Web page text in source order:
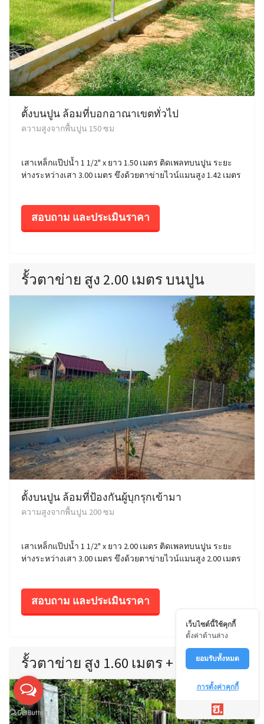
ตั้งบนปูน ล้อมที่บอกอาณาเขตทั่วไป
ความสูงจากพื้นปูน 150 ซม
เสาเหล็กแป๊ปน้ำ 1 1/2" x ยาว 1.50 เมตร ติดเพลทบนปูน ระยะ
ห่างระหว่างเสา 3.00 เมตร ขึงด้วยตาข่ายไวน์แมนสูง 1.42 เมตร
สอบถาม และประเมินราคา
รั้วตาข่าย สูง 2.00 เมตร บนปูน
ตั้งบนปูน ล้อมที่ป้องกันผู้บุกรุกเข้ามา
ความสูงจากพื้นปูน 200 ซม
เสาเหล็กแป๊ปน้ำ 1 1/2" x ยาว 2.00 เมตร ติดเพลทบนปูน ระยะ
ห่างระหว่างเสา 3.00 เมตร ขึงด้วยตาข่ายไวน์แมนสูง 2.00 เมตร
สอบถาม และประเมินราคา
รั้วตาข่าย สูง 1.60 เมตร + 1 แผ่นทึบ
เว็บไซต์นี้ใช้คุกกี้
ตั้งค่าด้านล่าง
ยอมรับทั้งหมด
การตั้งค่าคุกกี้